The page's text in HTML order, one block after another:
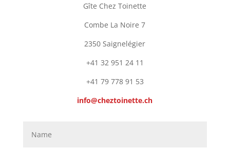
Gîte Chez Toinette
Combe La Noire 7
2350 Saignelégier
+41 32 951 24 11
+41 79 778 91 53
info@cheztoinette.ch